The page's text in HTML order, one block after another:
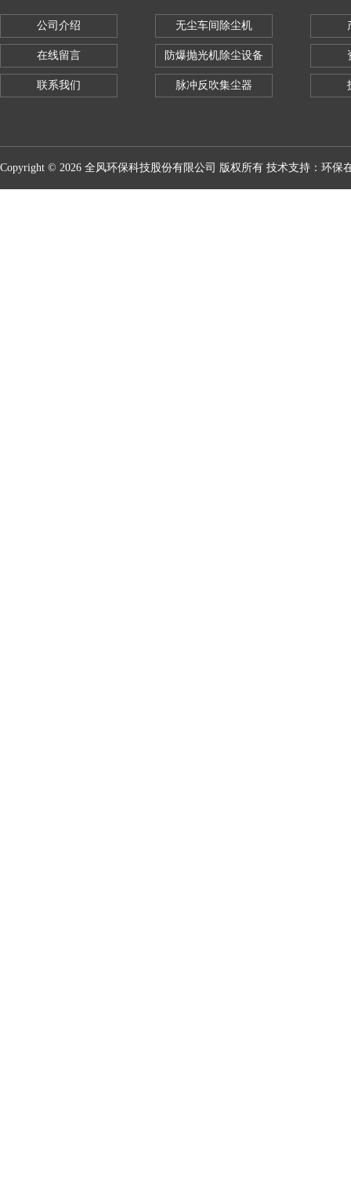
公司介绍
在线留言
联系我们
无尘车间除尘机
防爆抛光机除尘设备
脉冲反吹集尘器
Copyright © 2026 全风环保科技股份有限公司 版权所有 技术支持： 环保